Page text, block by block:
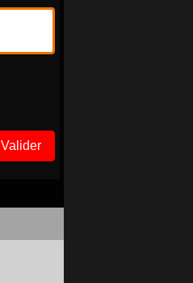
Valider